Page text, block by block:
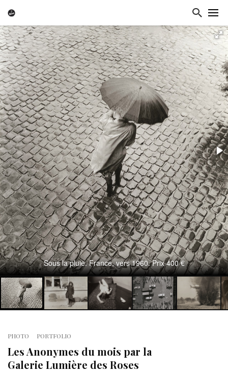
Sous la pluie. France, vers 1960. Prix 400 €
PHOTO PORTFOLIO
Les Anonymes du mois par la
Galerie Lumière des Roses